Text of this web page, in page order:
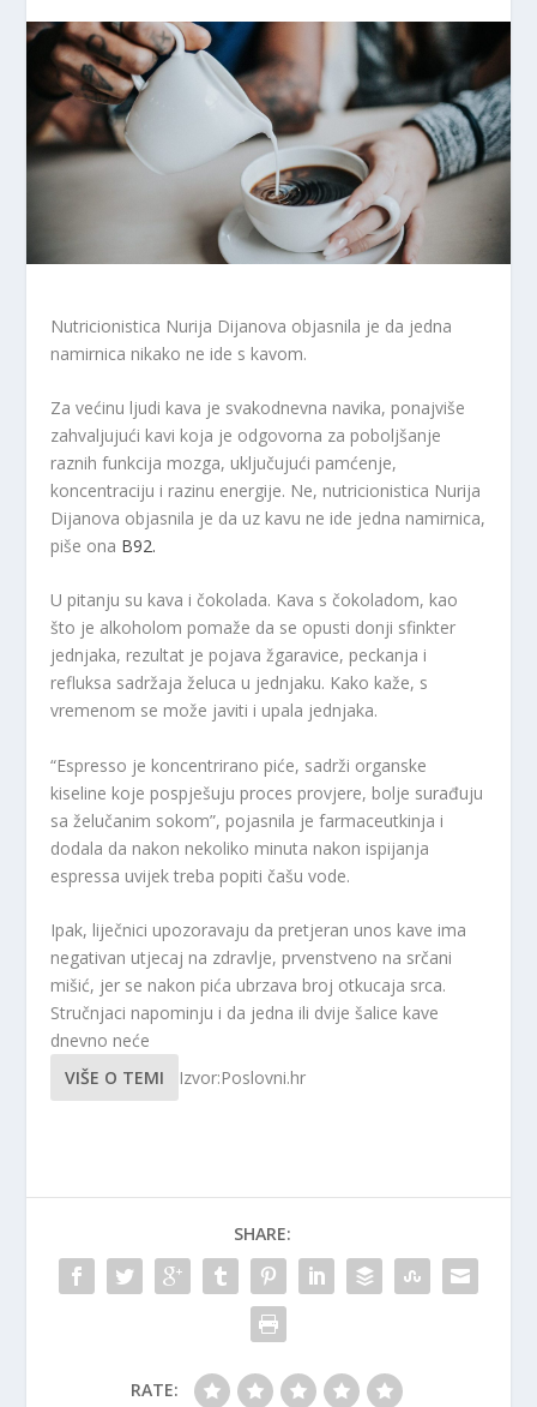
Nutricionistica Nurija Dijanova objasnila je da jedna
namirnica nikako ne ide s kavom.
Za većinu ljudi kava je svakodnevna navika, ponajviše
zahvaljujući kavi koja je odgovorna za poboljšanje
raznih funkcija mozga, uključujući pamćenje,
koncentraciju i razinu energije. Ne, nutricionistica Nurija
Dijanova objasnila je da uz kavu ne ide jedna namirnica,
piše ona B92.
U pitanju su kava i čokolada. Kava s čokoladom, kao
što je alkoholom pomaže da se opusti donji sfinkter
jednjaka, rezultat je pojava žgaravice, peckanja i
refluksa sadržaja želuca u jednjaku. Kako kaže, s
vremenom se može javiti i upala jednjaka.
“Espresso je koncentrirano piće, sadrži organske
kiseline koje pospješuju proces provjere, bolje surađuju
sa želučanim sokom”, pojasnila je farmaceutkinja i
dodala da nakon nekoliko minuta nakon ispijanja
espressa uvijek treba popiti čašu vode.
Ipak, liječnici upozoravaju da pretjeran unos kave ima
negativan utjecaj na zdravlje, prvenstveno na srčani
mišić, jer se nakon pića ubrzava broj otkucaja srca.
Stručnjaci napominju i da jedna ili dvije šalice kave
dnevno neće
VIŠE O TEMI
Izvor:Poslovni.hr
SHARE:
RATE: